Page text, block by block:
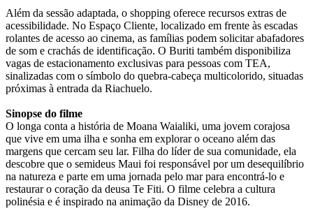
Além da sessão adaptada, o shopping oferece recursos extras de
acessibilidade. No Espaço Cliente, localizado em frente às escadas
rolantes de acesso ao cinema, as famílias podem solicitar abafadores
de som e crachás de identificação. O Buriti também disponibiliza
vagas de estacionamento exclusivas para pessoas com TEA,
sinalizadas com o símbolo do quebra-cabeça multicolorido, situadas
próximas à entrada da Riachuelo.
Sinopse do filme
O longa conta a história de Moana Waialiki, uma jovem corajosa
que vive em uma ilha e sonha em explorar o oceano além das
margens que cercam seu lar. Filha do líder de sua comunidade, ela
descobre que o semideus Maui foi responsável por um desequilíbrio
na natureza e parte em uma jornada pelo mar para encontrá-lo e
restaurar o coração da deusa Te Fiti. O filme celebra a cultura
polinésia e é inspirado na animação da Disney de 2016.